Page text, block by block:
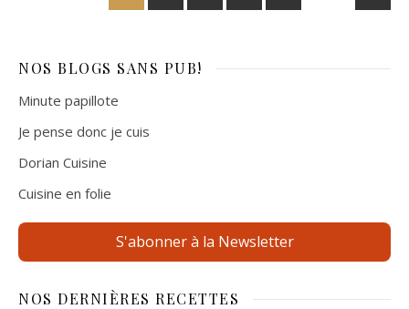
NOS BLOGS SANS PUB!
Minute papillote
Je pense donc je cuis
Dorian Cuisine
Cuisine en folie
S'abonner à la Newsletter
NOS DERNIÈRES RECETTES